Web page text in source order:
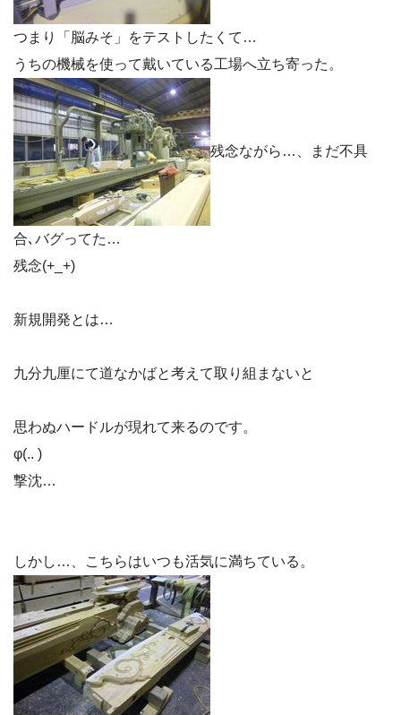
つまり「脳みそ」をテストしたくて…
うちの機械を使って戴いている工場へ立ち寄った。
残念ながら…、まだ不具
合､バグってた…
残念(+_+)
新規開発とは…
九分九厘にて道なかばと考えて取り組まないと
思わぬハードルが現れて来るのです。
φ(.. )
撃沈…
しかし…、こちらはいつも活気に満ちている。